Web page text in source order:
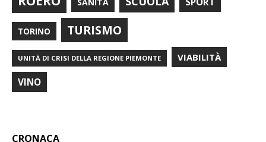
TORINO TURISMO
UNITÀ DI CRISI DELLA REGIONE PIEMONTE VIABILITÀ
VINO
CRONACA